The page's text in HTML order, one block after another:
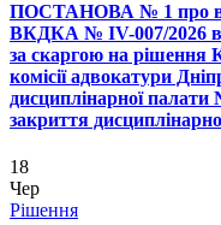
ПОСТАНОВА № 1 про
ВКДКА № IV-007/2026
за скаргою на рішення
комісії адвокатури
дисциплінарної
закриття
18
Чер
Рішення